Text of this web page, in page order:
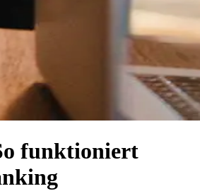
funktioniert